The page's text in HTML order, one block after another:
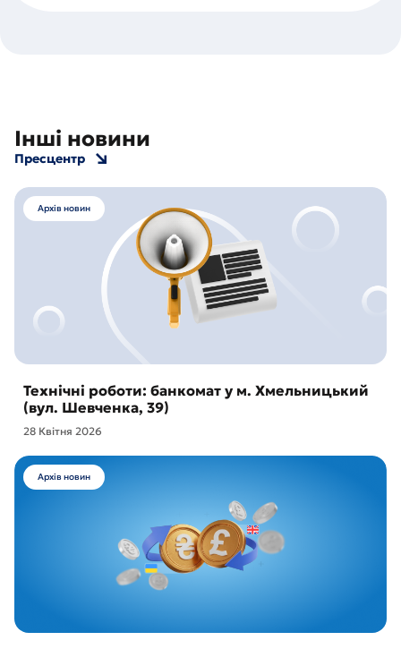
Інші новини
Пресцентр
Архів новин
Технічні роботи: банкомат у м. Хмельницький
(вул. Шевченка, 39)
28 Квітня 2026
Архів новин